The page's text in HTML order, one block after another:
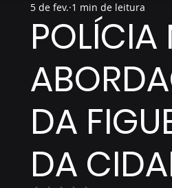
POLÍCIA
DA
DA
5 de fev. 1 min de leitura